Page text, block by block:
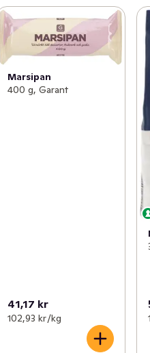
Marsipan
400 g, Garant
41,17 kr
102,93 kr /kg